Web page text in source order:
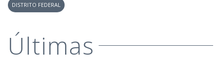
DISTRITO FEDERAL
Últimas